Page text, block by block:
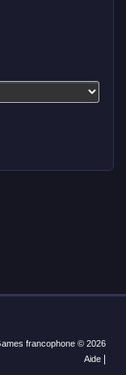
francophone © 2026
Aide